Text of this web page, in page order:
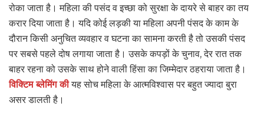
रोका जाता है। महिला की पसंद व इच्छा को सुरक्षा के दायरे से बाहर का तय
करार दिया जाता है। यदि कोई लड़की या महिला अपनी पंसद के काम के
दौरान किसी अनुचित व्यवहार व घटना का सामना करती है तो उसकी पंसद
पर सबसे पहले दोष लगाया जाता है। उसके कपड़ों के चुनाव, देर रात तक
बाहर रहना को उसके साथ होने वाली हिंसा का जिम्मेदार ठहराया जाता है।
विक्टिम ब्लेमिंग कीयह सोच महिला के आत्मविश्वास पर बहुत ज्यादा बुरा
असर डालती है।